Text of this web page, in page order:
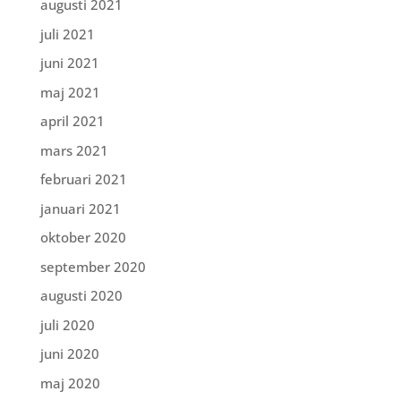
augusti 2021
juli 2021
juni 2021
maj 2021
april 2021
mars 2021
februari 2021
januari 2021
oktober 2020
september 2020
augusti 2020
juli 2020
juni 2020
maj 2020